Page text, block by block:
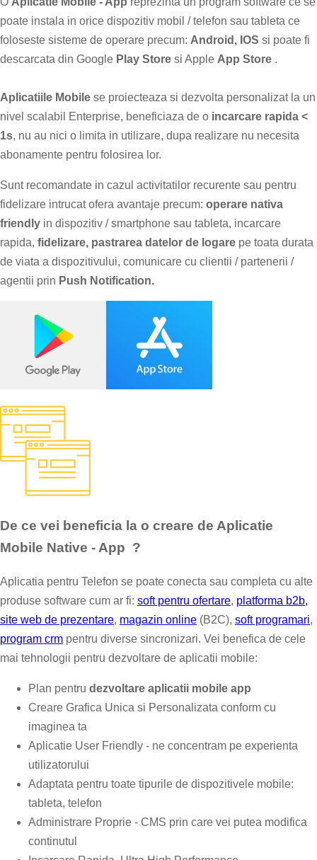
poate instala in orice dispozitiv mobil / telefon sau tableta ce
foloseste sisteme de operare precum: Android, IOS si poate fi
descarcata din Google Play Store si Apple App Store .
Aplicatiile Mobile se proiecteaza si dezvolta personalizat la un
nivel scalabil Enterprise, beneficiaza de o incarcare rapida <
1s, nu au nici o limita in utilizare, dupa realizare nu necesita
abonamente pentru folosirea lor.
Sunt recomandate in cazul activitatilor recurente sau pentru
fidelizare intrucat ofera avantaje precum: operare nativa
friendly in dispozitiv / smartphone sau tableta, incarcare
rapida, fidelizare, pastrarea datelor de logare pe toata durata
de viata a dispozitivului, comunicare cu clientii / partenerii /
agentii prin Push Notification.
De ce vei beneficia la o creare de Aplicatie
Mobile Native - App ?
Aplicatia pentru Telefon se poate conecta sau completa cu alte
produse software cum ar fi: soft pentru ofertare, platforma b2b,
site web de prezentare, magazin online (B2C), soft programari,
program crm pentru diverse sincronizari. Vei benefica de cele
mai tehnologii pentru dezvoltare de aplicatii mobile:
Plan pentru dezvoltare aplicatii mobile app
Creare Grafica Unica si Personalizata conform cu
imaginea ta
Aplicatie User Friendly - ne concentram pe experienta
utilizatorului
Adaptata pentru toate tipurile de dispozitivele mobile:
tableta, telefon
Administrare Proprie - CMS prin care vei putea modifica
continutul